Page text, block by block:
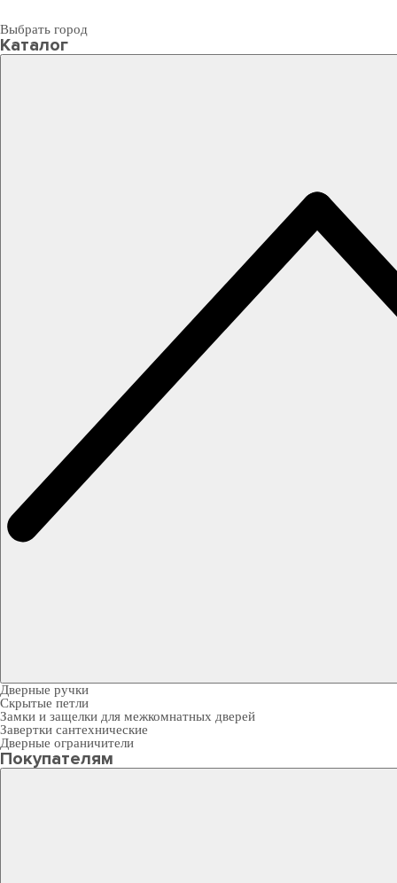
Выбрать город
Каталог
Дверные ручки
Скрытые петли
Замки и защелки для межкомнатных дверей
Завертки сантехнические
Дверные ограничители
Покупателям